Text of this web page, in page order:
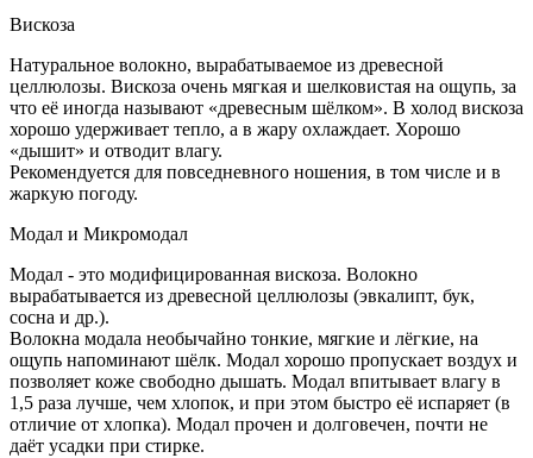
Вискоза
Натуральное волокно, вырабатываемое из древесной
целлюлозы. Вискоза очень мягкая и шелковистая на ощупь, за
что её иногда называют «древесным шёлком». В холод вискоза
хорошо удерживает тепло, а в жару охлаждает. Хорошо
«дышит» и отводит влагу.
Рекомендуется для повседневного ношения, в том числе и в
жаркую погоду.
Модал и Микромодал
Модал - это модифицированная вискоза. Волокно
вырабатывается из древесной целлюлозы (эвкалипт, бук,
сосна и др.).
Волокна модала необычайно тонкие, мягкие и лёгкие, на
ощупь напоминают шёлк. Модал хорошо пропускает воздух и
позволяет коже свободно дышать. Модал впитывает влагу в
1,5 раза лучше, чем хлопок, и при этом быстро её испаряет (в
отличие от хлопка). Модал прочен и долговечен, почти не
даёт усадки при стирке.